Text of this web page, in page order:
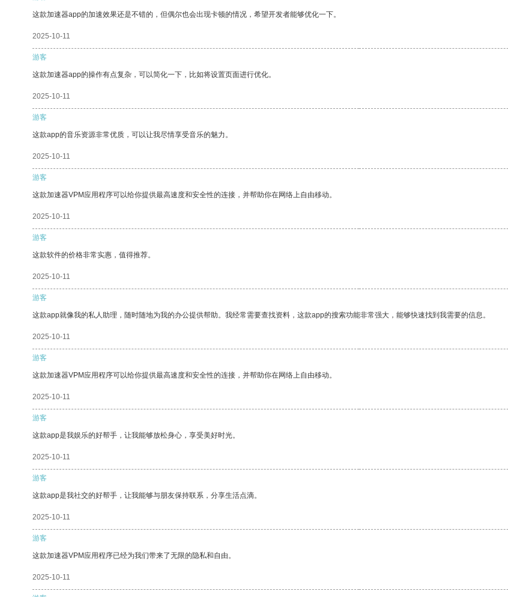
这款加速器app的加速效果还是不错的，但偶尔也会出现卡顿的情况，希望开发者能够优化一下。
2025-10-11
游客
这款加速器app的操作有点复杂，可以简化一下，比如将设置页面进行优化。
2025-10-11
游客
这款app的音乐资源非常优质，可以让我尽情享受音乐的魅力。
2025-10-11
游客
这款加速器VPM应用程序可以给你提供最高速度和安全性的连接，并帮助你在网络上自由移动。
2025-10-11
游客
这款软件的价格非常实惠，值得推荐。
2025-10-11
游客
这款app就像我的私人助理，随时随地为我的办公提供帮助。我经常需要查找资料，这款app的搜索功能非常强大，能够快速找到我需要的信息。
2025-10-11
游客
这款加速器VPM应用程序可以给你提供最高速度和安全性的连接，并帮助你在网络上自由移动。
2025-10-11
游客
这款app是我娱乐的好帮手，让我能够放松身心，享受美好时光。
2025-10-11
游客
这款app是我社交的好帮手，让我能够与朋友保持联系，分享生活点滴。
2025-10-11
游客
这款加速器VPM应用程序已经为我们带来了无限的隐私和自由。
2025-10-11